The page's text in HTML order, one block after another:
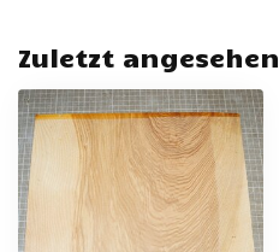
Zuletzt angesehen